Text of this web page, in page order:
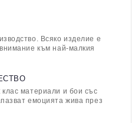
Всяко изделие е
към най-малкия
материали и бои със
емоцията жива през